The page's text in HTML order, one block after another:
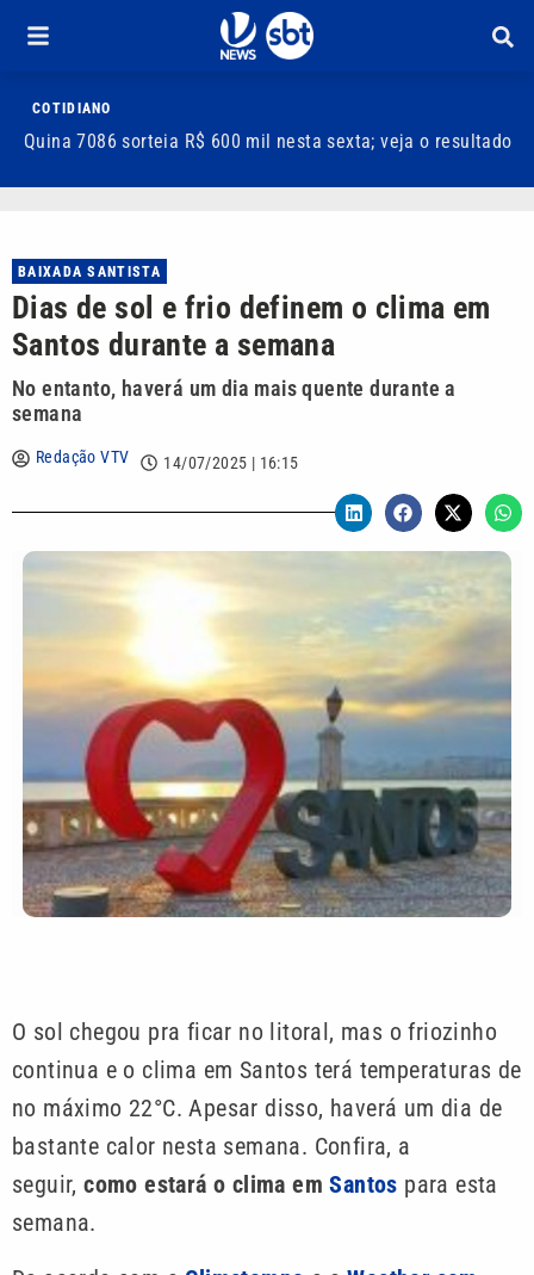
COTIDIANO
Quina 7086 sorteia R$ 600 mil nesta sexta; veja o resultado
BAIXADA SANTISTA
Dias de sol e frio definem o clima em
Santos durante a semana
No entanto, haverá um dia mais quente durante a
semana
Redação VTV 14/07/2025 | 16:15
O sol chegou pra ficar no litoral, mas o friozinho
continua e o clima em Santos terá temperaturas de
no máximo 22°C. Apesar disso, haverá um dia de
bastante calor nesta semana. Confira, a
seguir,como estará o clima emSantos para esta
semana.